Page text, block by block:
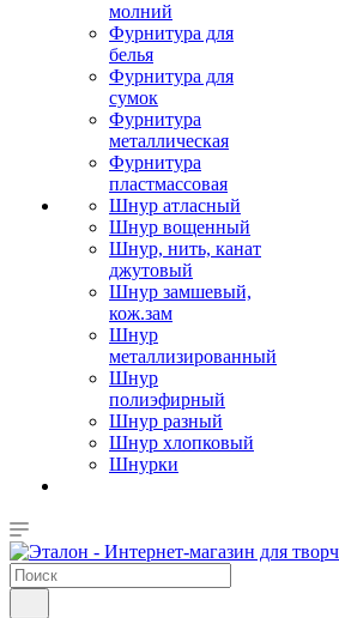
молний
Фурнитура для
белья
Фурнитура для
сумок
Фурнитура
металлическая
Фурнитура
пластмассовая
Шнур атласный
Шнур вощенный
Шнур, нить, канат
джутовый
Шнур замшевый,
кож.зам
Шнур
металлизированный
Шнур
полиэфирный
Шнур разный
Шнур хлопковый
Шнурки